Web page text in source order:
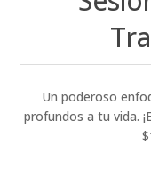
Un poderoso
profundos a tu vida.